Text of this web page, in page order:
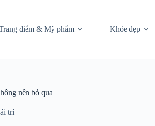
điểm & Mỹ phẩm Khỏe đẹp
nên bỏ qua
trí